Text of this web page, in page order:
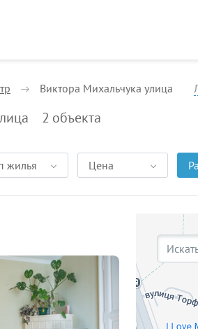
Виктора Михальчука улица
2 объекта
жилья Цена